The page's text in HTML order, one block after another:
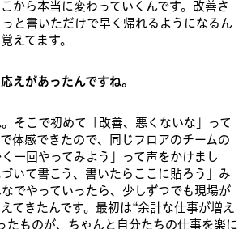
から本当に変わっていくんです。改善さ
と書いただけで早く帰れるようになるん
えてます。
があったんですね。
そこで初めて「改善、悪くないな」って
体感できたので、同じフロアのチームの
一回やってみよう」って声をかけまし
いて書こう、書いたらここに貼ろう」み
でやっていったら、少しずつでも現場が
てきたんです。最初は“余計な仕事が増え
たものが、ちゃんと自分たちの仕事を楽に